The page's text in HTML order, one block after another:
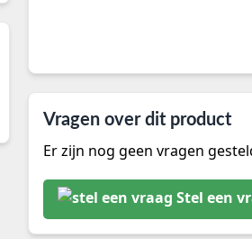
Vragen over dit product
Er zijn nog geen vragen
Stel een